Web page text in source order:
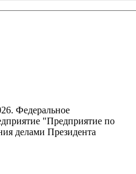
Федеральное
"Предприятие по
делами Президента